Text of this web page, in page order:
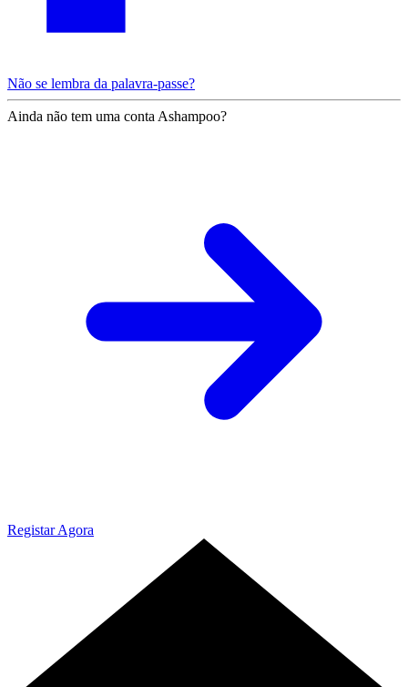
Não se lembra da palavra-passe?
Ainda não tem uma conta Ashampoo?
Registar Agora